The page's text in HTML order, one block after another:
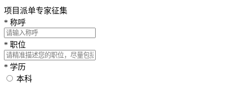
项目派单专家征集
* 称呼
* 职位
* 学历
本科